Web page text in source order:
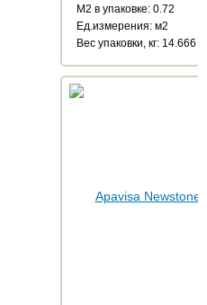
М2 в упаковке: 0.72
Ед.измерения: м2
Веc упаковки, кг: 14.666